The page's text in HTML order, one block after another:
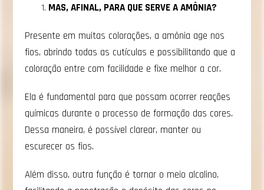
MAS, AFINAL, PARA QUE SERVE A AMÔNIA?
Presente em muitas colorações, a amônia age nos
fios, abrindo todas as cutículas e possibilitando que a
coloração entre com facilidade e fixe melhor a cor.
Ela é fundamental para que possam ocorrer reações
químicas durante o processo de formação das cores.
Dessa maneira, é possível clarear, manter ou
escurecer os fios.
Além disso, outra função é tornar o meio alcalino,